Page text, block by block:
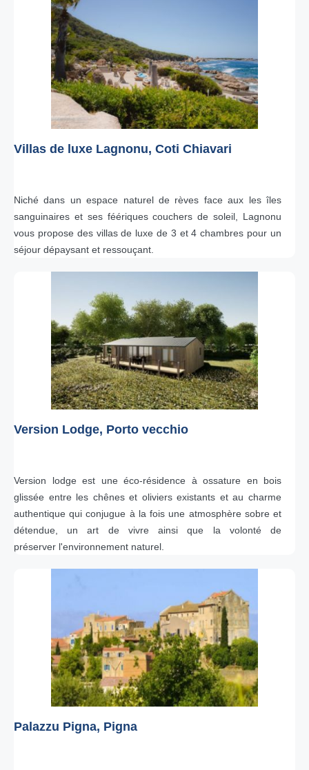
Villas de luxe Lagnonu, Coti Chiavari
Niché dans un espace naturel de rèves face aux les îles
sanguinaires et ses féériques couchers de soleil, Lagnonu
vous propose des villas de luxe de 3 et 4 chambres pour un
séjour dépaysant et ressouçant.
Version Lodge, Porto vecchio
Version lodge est une éco-résidence à ossature en bois
glissée entre les chênes et oliviers existants et au charme
authentique qui conjugue à la fois une atmosphère sobre et
détendue, un art de vivre ainsi que la volonté de
préserver l'environnement naturel.
Palazzu Pigna, Pigna